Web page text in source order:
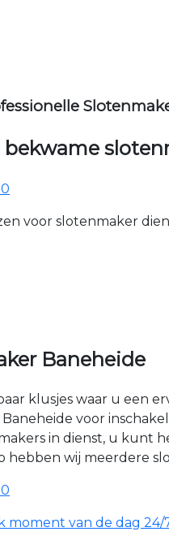
bekwame
voor slotenmaker
Baneheide
klusjes waar u een
voor
in dienst, u kunt
hebben wij meerdere
moment van de dag 24/